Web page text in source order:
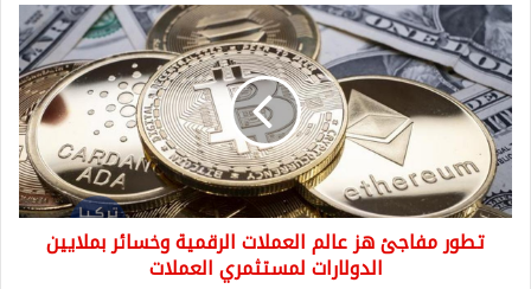
تطور
مفاجئ
هز
عالم
العملات
الرقمية
وخسائر
بملايين
الدولارات
لمستثمري
تطور مفاجئ هز عالم العملات الرقمية وخسائر بملايين
الدولارات لمستثمري العملات